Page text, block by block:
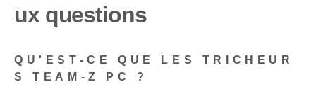
ux questions
QU'EST-CE QUE LES TRICHEUR
S TEAM-Z PC ?